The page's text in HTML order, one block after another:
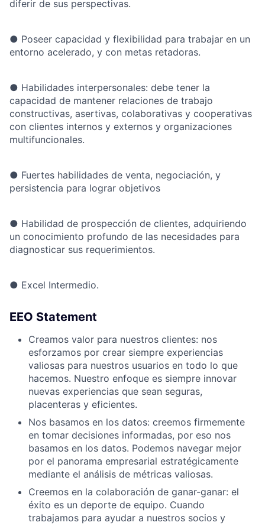
diferir de sus perspectivas.
● Poseer capacidad y flexibilidad para trabajar en un
entorno acelerado, y con metas retadoras.
● Habilidades interpersonales: debe tener la
capacidad de mantener relaciones de trabajo
constructivas, asertivas, colaborativas y cooperativas
con clientes internos y externos y organizaciones
multifuncionales.
● Fuertes habilidades de venta, negociación, y
persistencia para lograr objetivos
● Habilidad de prospección de clientes, adquiriendo
un conocimiento profundo de las necesidades para
diagnosticar sus requerimientos.
● Excel Intermedio.
EEO Statement
Creamos valor para nuestros clientes: nos
esforzamos por crear siempre experiencias
valiosas para nuestros usuarios en todo lo que
hacemos. Nuestro enfoque es siempre innovar
nuevas experiencias que sean seguras,
placenteras y eficientes.
Nos basamos en los datos: creemos firmemente
en tomar decisiones informadas, por eso nos
basamos en los datos. Podemos navegar mejor
por el panorama empresarial estratégicamente
mediante el análisis de métricas valiosas.
Creemos en la colaboración de ganar-ganar: el
éxito es un deporte de equipo. Cuando
trabajamos para ayudar a nuestros socios y